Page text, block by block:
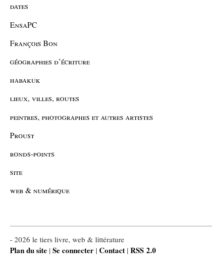
dates
EnsaPC
François Bon
géographies d’écriture
habakuk
lieux, villes, routes
peintres, photographes et autres artistes
Proust
ronds-points
site
web & numérique
- 2026 le tiers livre, web & littérature
Plan du site | Se connecter | Contact | RSS 2.0